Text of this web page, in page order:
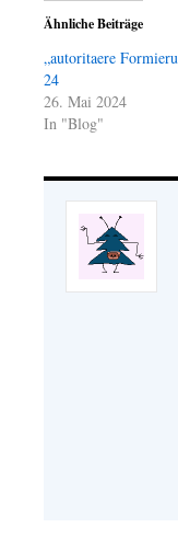
Ähnliche Beiträge
„autoritaere
24
26. Mai 2024
In "Blog"